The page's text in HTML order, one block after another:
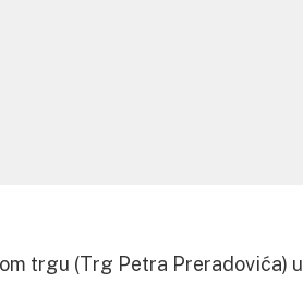
trgu (Trg Petra Preradovića) u